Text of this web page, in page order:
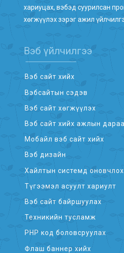
хариуцах, вэбэд суурилсан
хөгжүүлэх зэрэг ажил
Вэб үйлчилгээ
Вэб сайт хийх
Вэбсайтын сэдэв
Вэб сайт хөгжүүлэх
Вэб сайт хийх ажлын
Мобайл вэб сайт хийх
Вэб дизайн
Хайлтын системд
Түгээмэл асуулт хариулт
Вэб сайт байршуулах
Техникийн тусламж
PHP код боловсруулах
Флаш баннер хийх